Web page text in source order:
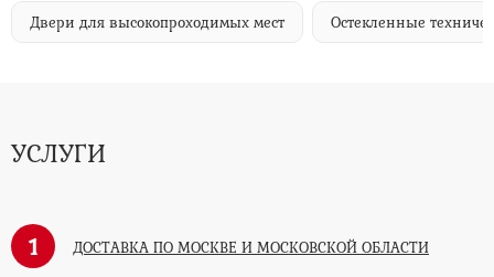
Двери для высокопроходимых мест Остекленные
УСЛУГИ
1 ДОСТАВКА ПО МОСКВЕ И МОСКОВСКОЙ ОБЛАСТИ